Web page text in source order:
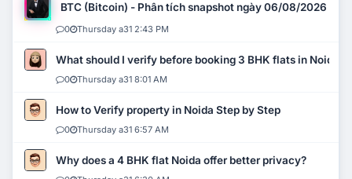
BTC (Bitcoin) - Phân tích snapshot ngày 06/08/2026
0 Thursday a31 2:43 PM
What should I verify before booking 3 BHK flats in Noida?
0 Thursday a31 8:01 AM
How to Verify property in Noida Step by Step
0 Thursday a31 6:57 AM
Why does a 4 BHK flat Noida offer better privacy?